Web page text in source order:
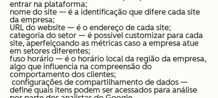
entrar na plataforma;
nome do site — é a identificação que difere cada site
da empresa;
URL do website — é o endereço de cada site;
categoria do setor — é possível customizar para cada
site, aperfeiçoando as métricas caso a empresa atue
em setores diferentes;
fuso horário — é o horário local da região da empresa,
algo que influencia na compreensão do
comportamento dos clientes;
configurações de compartilhamento de dados —
define quais itens podem ser acessados para análise